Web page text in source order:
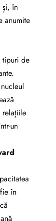
și, în
anumite
tipuri de
relațiile
un
în